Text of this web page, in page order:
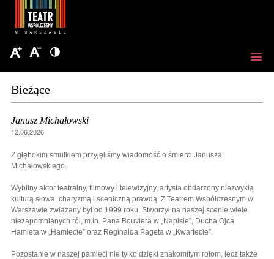
Bieżące
Janusz Michałowski
12.06.2026
Z głębokim smutkiem przyjęliśmy wiadomość o śmierci Janusza
Michałowskiego.
Wybitny aktor teatralny, filmowy i telewizyjny, artysta obdarzony niezwykłą
kulturą słowa, charyzmą i sceniczną prawdą. Z Teatrem Współczesnym w
Warszawie związany był od 1999 roku. Stworzył na naszej scenie wiele
niezapomnianych ról, m.in. Pana Bouviera w „Napisie”, Ducha Ojca
Hamleta w „Hamlecie” oraz Reginalda Pageta w „Kwartecie”.
Pozostanie w naszej pamięci nie tylko dzięki znakomitym rolom, lecz także